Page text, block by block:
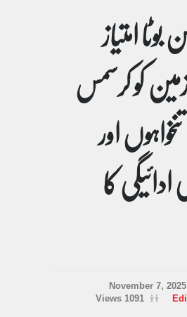
امتیاز
کو کرسمس
اور
کا
November 7, 2025
1091 Views